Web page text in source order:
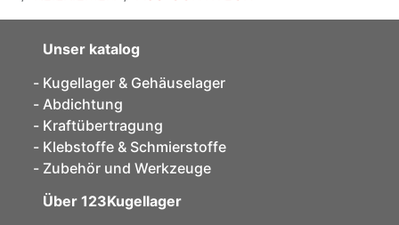
Unser katalog
Kugellager & Gehäuselager
Abdichtung
Kraftübertragung
Klebstoffe & Schmierstoffe
Zubehör und Werkzeuge
Über 123Kugellager